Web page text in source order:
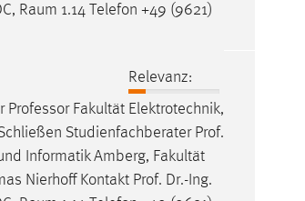
Raum 1.14 Telefon +49 (9621)
Relevanz:
ProfessorFakultät Elektrotechnik,
Studienfachberater Prof.
Informatik Amberg, Fakultät
Nierhoff Kontakt Prof. Dr.-Ing.